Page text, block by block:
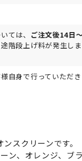
ては、 ご注文後14日
階段上げ料が発生し
自身で行っていただき
スクリーンです。
、オレンジ、ブ